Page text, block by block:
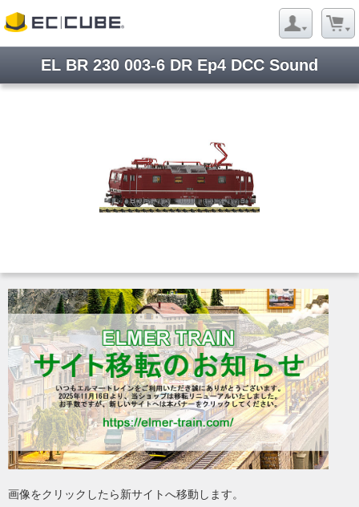
EL BR 230 003-6 DR Ep4 DCC Sound
画像をクリックしたら新サイトへ移動します。